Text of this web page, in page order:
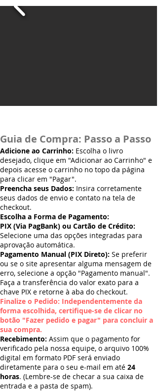
Guia de Compra: Passo a Passo
Adicione ao Carrinho: Escolha o livro
desejado, clique em "Adicionar ao Carrinho" e
depois acesse o carrinho no topo da página
para clicar em "Pagar".
Preencha seus Dados: Insira corretamente
seus dados de envio e contato na tela de
checkout.
Escolha a Forma de Pagamento:
PIX (Via PagBank) ou Cartão de Crédito:
Selecione uma das opções integradas para
aprovação automática.
Pagamento Manual (PIX Direto): Se preferir
ou se o site apresentar alguma mensagem de
erro, selecione a opção "Pagamento manual".
Faça a transferência do valor exato para a
chave PIX e retorne à aba do checkout.
Finalize o Pedido: Independentemente da
forma escolhida, certifique-se de clicar no
botão "Fazer pedido e pagar" para concluir a
sua compra.
Recebimento: Assim que o pagamento for
verificado pela nossa equipe, o arquivo 100%
digital em formato PDF será enviado
diretamente para o seu e-mail em até 24
horas. (Lembre-se de checar a sua caixa de
entrada e a pasta de spam).